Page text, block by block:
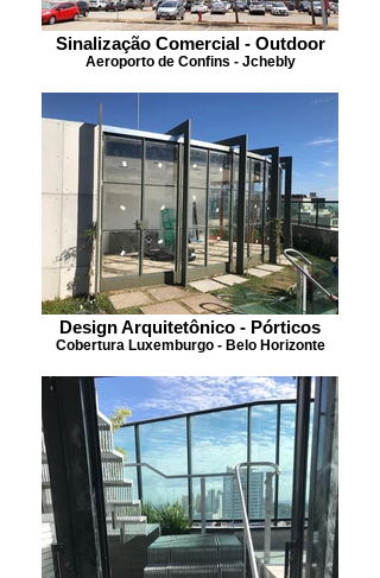
Sinalização Comercial - Outdoor
Aeroporto de Confins - Jchebly
Design Arquitetônico - Pórticos
Cobertura Luxemburgo - Belo Horizonte